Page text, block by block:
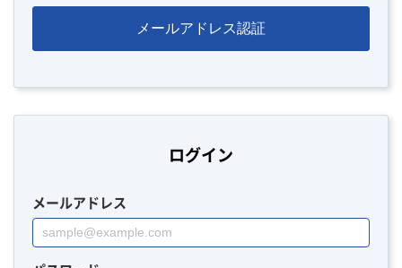
メールアドレス認証
ログイン
メールアドレス